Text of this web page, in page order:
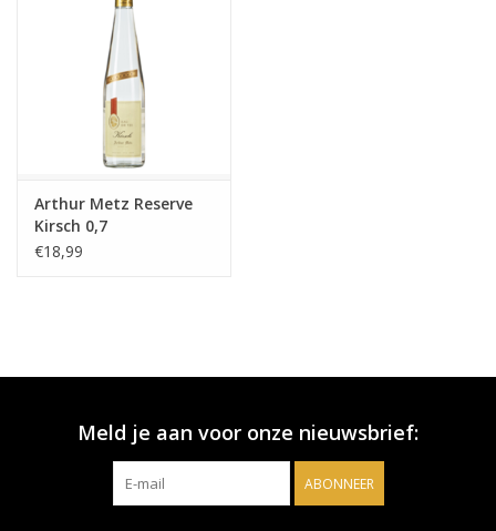
Arthur Metz Reserve
Kirsch 0,7
€18,99
Meld je aan voor onze nieuwsbrief:
ABONNEER